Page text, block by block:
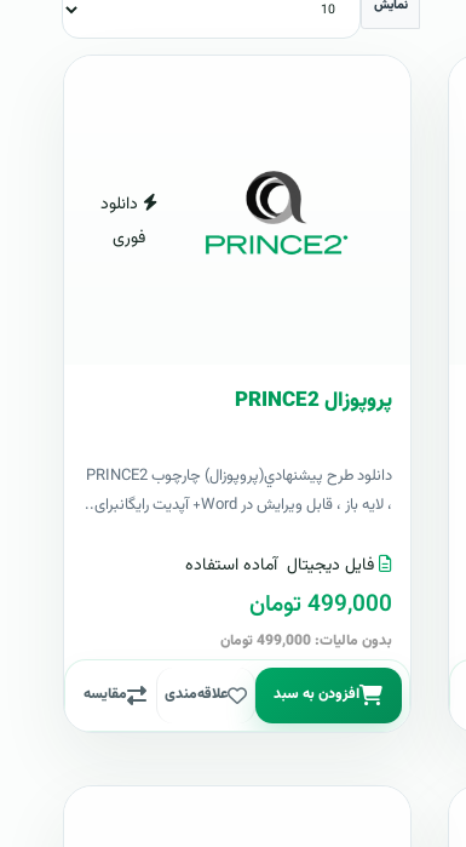
نمایش
دانلود
فوری
پروپوزال PRINCE2
دانلود طرح پيشنهادي(پروپوزال) چارچوب PRINCE2
، لایه باز ، قابل ویرایش در Word+ آپدیت رایگانبرای..
فایل دیجیتال آماده استفاده
499,000 تومان
بدون مالیات: 499,000 تومان
افزودن به سبد علاقه‌مندی مقایسه